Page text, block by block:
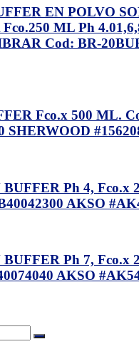
EN POLVO
ML Ph
Cod: BR-
Fco.x 500 ML.
SHERWOOD
Ph 4, Fco.x
AKSO
Ph 7, Fco.x
AKSO